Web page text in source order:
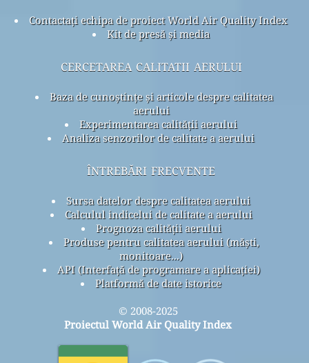
Contactați echipa de proiect World Air Quality Index
Kit de presă și media
cercetarea calitatii aerului
Baza de cunoștințe și articole despre calitatea
aerului
Experimentarea calității aerului
Analiza senzorilor de calitate a aerului
întrebări frecvente
Sursa datelor despre calitatea aerului
Calculul indicelui de calitate a aerului
Prognoza calității aerului
Produse pentru calitatea aerului (măști,
monitoare...)
API (Interfață de programare a aplicației)
Platformă de date istorice
© 2008-2025
Proiectul World Air Quality Index